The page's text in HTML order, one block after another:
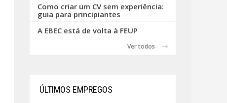
Como criar um CV sem experiência:
guia para principiantes
A EBEC está de volta à FEUP
Ver todos
ÚLTIMOS EMPREGOS